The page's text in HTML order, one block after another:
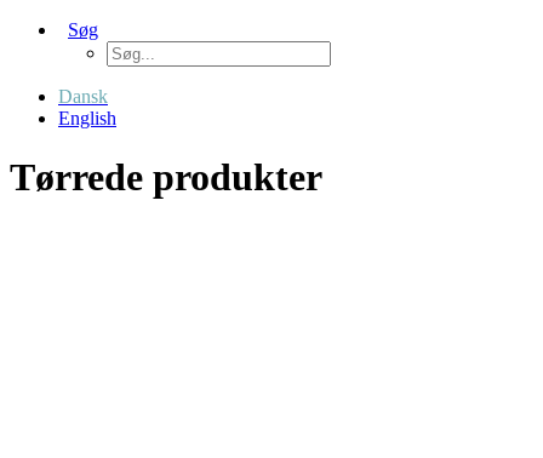
Søg
Dansk
English
Tørrede produkter